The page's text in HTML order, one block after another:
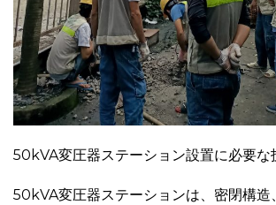
50kVA変圧器ステーション設置に必要な
50kVA変圧器ステーションは、密閉構造